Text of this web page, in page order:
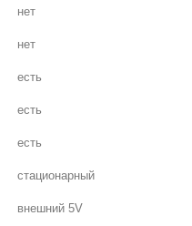
нет
нет
есть
есть
есть
стационарный
внешний 5V